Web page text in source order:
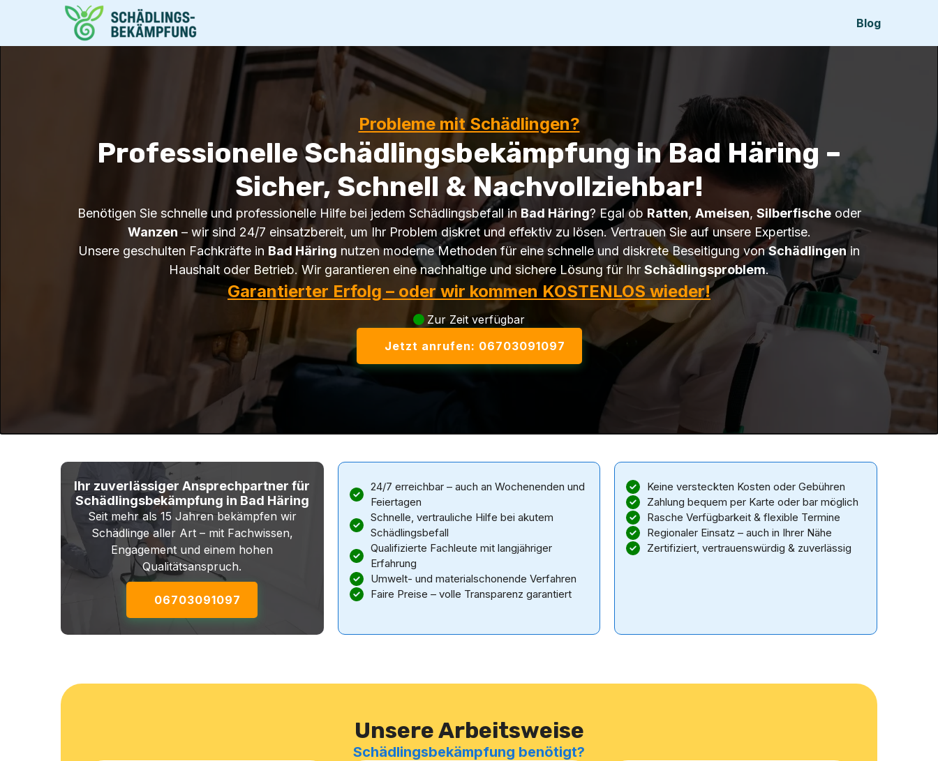
Blog
Probleme mit Schädlingen?
Professionelle Schädlingsbekämpfung in Bad Häring –
Sicher, Schnell & Nachvollziehbar!
Benötigen Sie schnelle und professionelle Hilfe bei jedem Schädlingsbefall in Bad Häring? Egal ob Ratten, Ameisen, Silberfischeoder
Wanzen – wir sind 24/7 einsatzbereit, um Ihr Problem diskret und effektiv zu lösen. Vertrauen Sie auf unsere Expertise.
Unsere geschulten Fachkräfte in Bad Häring nutzen moderne Methoden für eine schnelle und diskrete Beseitigung vonSchädlingenin
Haushalt oder Betrieb. Wir garantieren eine nachhaltige und sichere Lösung für Ihr Schädlingsproblem.
Garantierter Erfolg – oder wir kommen KOSTENLOS wieder!
Zur Zeit verfügbar
Jetzt anrufen: 06703091097
Ihr zuverlässiger Ansprechpartner für
Schädlingsbekämpfung in Bad Häring
Seit mehr als 15 Jahren bekämpfen wir
Schädlinge aller Art – mit Fachwissen,
Engagement und einem hohen
Qualitätsanspruch.
06703091097
24/7 erreichbar – auch an Wochenenden und
Feiertagen
Schnelle, vertrauliche Hilfe bei akutem
Schädlingsbefall
Qualifizierte Fachleute mit langjähriger
Erfahrung
Umwelt- und materialschonende Verfahren
Faire Preise – volle Transparenz garantiert
Keine versteckten Kosten oder Gebühren
Zahlung bequem per Karte oder bar möglich
Rasche Verfügbarkeit & flexible Termine
Regionaler Einsatz – auch in Ihrer Nähe
Zertifiziert, vertrauenswürdig & zuverlässig
Unsere Arbeitsweise
Schädlingsbekämpfung benötigt?